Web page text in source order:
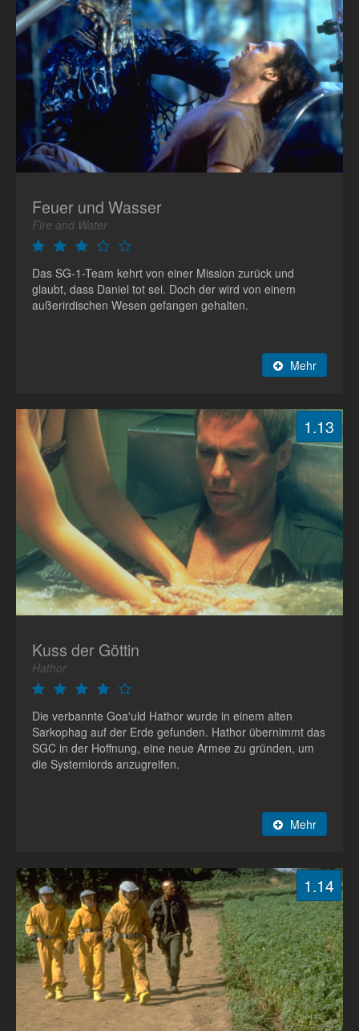
Feuer und Wasser
Fire and Water
Das SG-1-Team kehrt von einer Mission zurück und
glaubt, dass Daniel tot sei. Doch der wird von einem
außerirdischen Wesen gefangen gehalten.
Mehr
1.13
Kuss der Göttin
Hathor
Die verbannte Goa'uld Hathor wurde in einem alten
Sarkophag auf der Erde gefunden. Hathor übernimmt das
SGC in der Hoffnung, eine neue Armee zu gründen, um
die Systemlords anzugreifen.
Mehr
1.14